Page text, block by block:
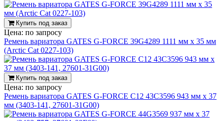
Купить под заказ
Цена: по запросу
Ремень вариатора GATES G-FORCE 39G4289 1111 мм х 35 мм
(Arctic Cat 0227-103)
Купить под заказ
Цена: по запросу
Ремень вариатора GATES G-FORCE C12 43C3596 943 мм х 37
мм (3403-141, 27601-31G00)